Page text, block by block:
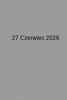
27 Czerwiec 2026